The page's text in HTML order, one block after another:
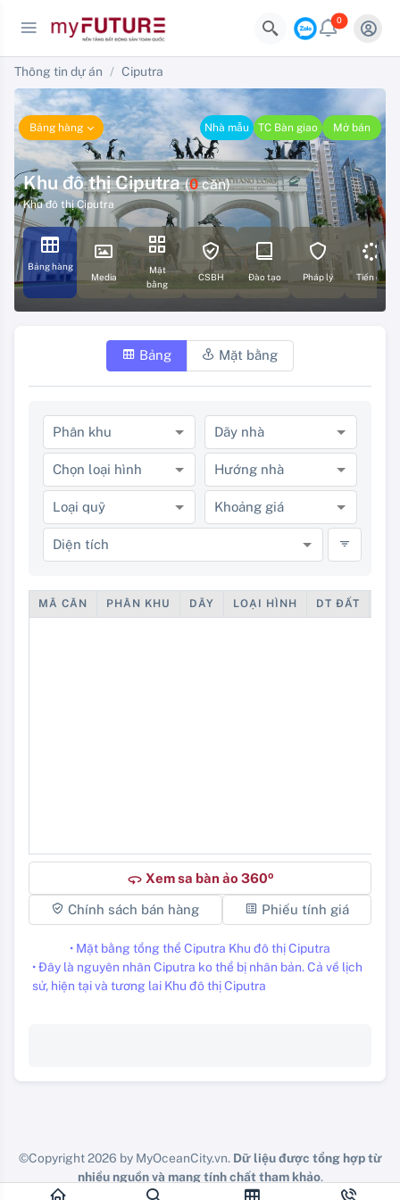
0
Thông tin dự án Ciputra
Bảng hàng Nhà mẫu TC Bàn giao Mở bán
Khu đô thị Ciputra(0căn)
Khu đô thị Ciputra
Bảng hàng
Media
Mặt
bằng
CSBH Đào tạo Pháp lý Tiến độ
Bảng Mặt bằng
Phân khu Dãy nhà
Chọn loại hình Hướng nhà
Loại quỹ Khoảng giá
Diện tích
MÃ CĂN PHÂN KHU DÃY LOẠI HÌNH DT ĐẤT
360 Xem sa bàn ảo 360o
Chính sách bán hàng Phiếu tính giá
• Mặt bằng tổng thể Ciputra Khu đô thị Ciputra
• Đây là nguyên nhân Ciputra ko thể bị nhân bản. Cả về lịch
sử, hiện tại và tương lai Khu đô thị Ciputra
©Copyright 2026 by MyOceanCity.vn. Dữ liệu được tổng hợp từ
nhiều nguồn và mang tính chất tham khảo.
Vui lòng check lại chính doanh nghiệp các bạn đang công tác.